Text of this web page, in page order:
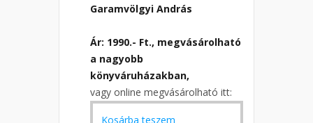
Garamvölgyi András
Ár: 1990.- Ft., megvásárolható
a nagyobb
könyváruházakban,
vagy online megvásárolható itt:
Kosárba teszem